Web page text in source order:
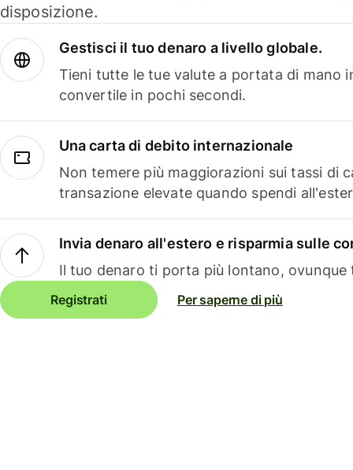
disposizione.
Gestisci il tuo denaro a livello globale.
Tieni tutte le tue valute a portata di mano
convertile in pochi secondi.
Una carta di debito internazionale
Non temere più maggiorazioni sui tassi di
transazione elevate quando spendi
Invia denaro all'estero e risparmia sulle
Il tuo denaro ti porta più lontano, ovunque
Registrati Per saperne di più